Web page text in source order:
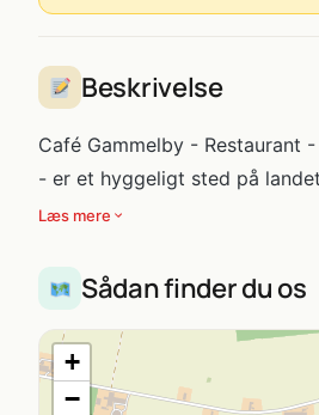
Beskrivelse
Café Gammelby - Restaurant
- er et hyggeligt sted på
Læs mere
Sådan finder du os
+
−